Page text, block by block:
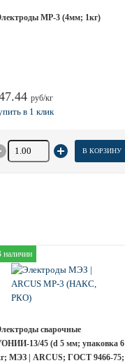
МР-3 (4мм; 1кг)
руб/кг
Количество товара В КОРЗИНУ
наличии
сварочные
13/45 (d 5 мм; упаковка 6
МЭЗ | ARCUS; ГОСТ 9466-75;